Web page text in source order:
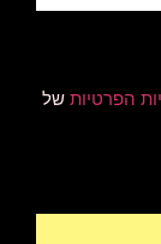
הפרטיות של